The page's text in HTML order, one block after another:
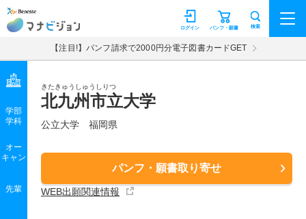
マナビジョン パンフ・願書
ログイン 検索
【注目!】パンフ請求で2000円分電子図書カードGET
きたきゅうしゅうしりつ
北九州市立大学
公立大学 福岡県
パンフ・願書取り寄せ
WEB出願関連情報
学部
学科
オー
キャン
先輩